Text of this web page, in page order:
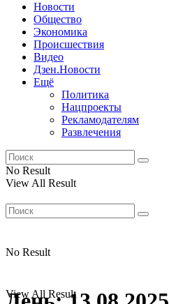
Новости
Общество
Экономика
Происшествия
Видео
Дзен.Новости
Ещё
Политика
Нацпроекты
Рекламодателям
Развлечения
No Result
View All Result
No Result
View All Result